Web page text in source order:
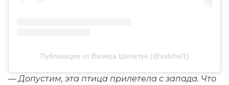
Публикация от Валера Шелетун (@valshel1)
— Допустим, эта птица прилетела с запада. Что